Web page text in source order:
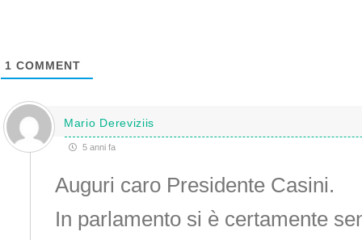
1 COMMENT
Mario Dereviziis
5 anni fa
Auguri caro Presidente Casini.
In parlamento si è certamente